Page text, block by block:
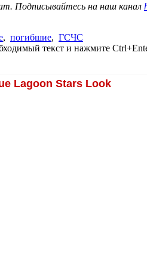
Подписывайтесь на наш канал
, погибшие, ГСЧС
текст и нажмите